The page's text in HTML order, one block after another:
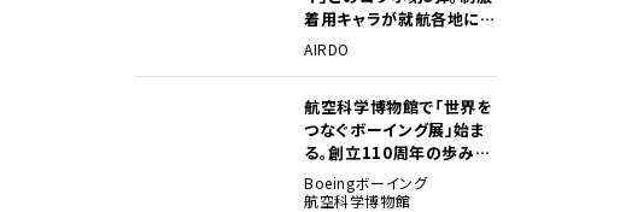
着用キャラが就航各地に登
場
AIRDO
航空科学博物館で「世界を
つなぐボーイング展」始ま
る。創立110周年の歩みを
貴重な資料でたどる
Boeingボーイング
航空科学博物館